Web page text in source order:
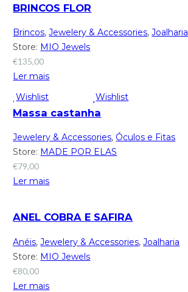
BRINCOS FLOR
Brincos,Jewelery & Accessories,Joalharia
Store: MIO Jewels
€135,00
Ler mais
Wishlist
Wishlist
Massa castanha
Jewelery & Accessories, Óculos e Fitas
Store: MADE POR ELAS
€79,00
Ler mais
ANEL COBRA E SAFIRA
Anéis,Jewelery & Accessories,Joalharia
Store: MIO Jewels
€80,00
Ler mais